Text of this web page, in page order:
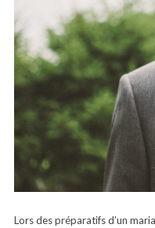
Lors des préparatifs d’un